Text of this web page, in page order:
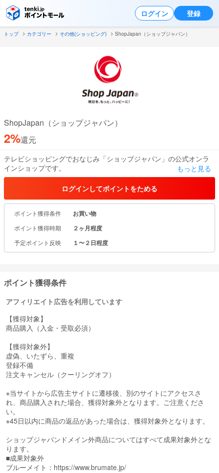
ログイン 登録
トップ カテゴリー その他(ショッピング) ShopJapan（ショップジャパン）
ShopJapan（ショップジャパン）
2%還元
テレビショッピングでおなじみ「ショップジャパン」の公式オンラ
インショップです。
話題の寝具ブランド「トゥルースリーパー」シリーズをはじめ、フ
ィットネス・キッチン用品、お掃除用品など、世界中のユニークな
商品を取りそろえています。
1．公式オンラインショップならではの安心感！
2．39日間～最大60日間 商品使用後でも返品可能※
3. 送料無料※
4. 分割手数料0円※
もっと見る
ログインしてポイントをためる
ポイント獲得条件 お買い物
ポイント獲得時期 ２ヶ月程度
予定ポイント反映 １〜２日程度
ポイント獲得条件
アフィリエイト広告を利用しています
【獲得対象】
商品購入（入金・受取必須）
【獲得対象外】
虚偽、いたずら、重複
登録不備
注文キャンセル（クーリングオフ）
※当サイトから広告主サイトに遷移後、別のサイトにアクセスさ
れ、商品購入された場合、獲得対象外となります。ご注意くださ
い。
※45日以内に商品の返品があった場合は、獲得対象外となります。
ショップジャパンドメイン外商品についてはすべて成果対象外とな
ります。
■成果対象外
ブルーメイト：https://www.brumate.jp/